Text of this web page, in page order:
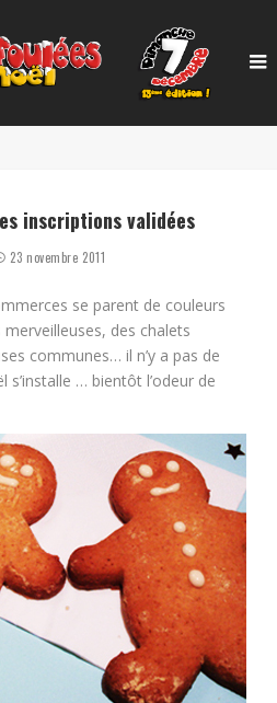
inscriptions validées
23 novembre 2011
se parent de couleurs
des chalets
communes… il n’y a pas de
s’installe … bientôt l’odeur de